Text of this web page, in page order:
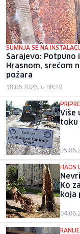
SUMNJA SE NA
Sarajevo:
Hrasnom, srećom
požara
18.06.2026. u 08:22
Više
toku
HAOS
Ko
koja